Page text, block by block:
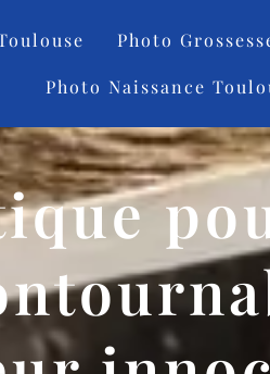
Photo
Photo Naissance